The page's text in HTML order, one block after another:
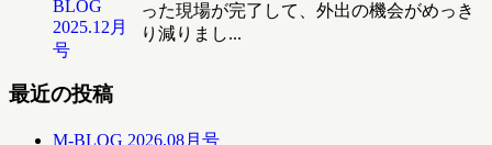
った現場が完了して、外出の機会がめっき
り減りまし...
最近の投稿
M-BLOG 2026.08月号